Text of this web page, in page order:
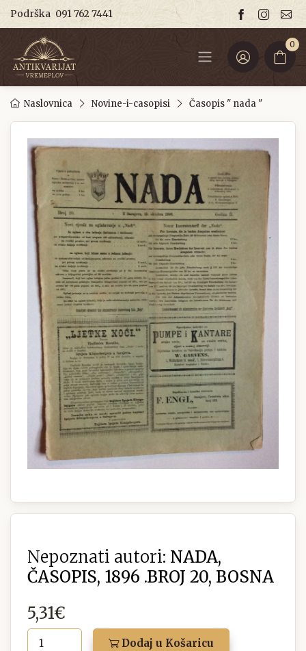
Podrška 091 762 7441
0
Naslovnica Novine-i-casopisi Časopis " nada "
Nepoznati autori: NADA,
ČASOPIS, 1896 .BROJ 20, BOSNA
5,31€
Dodaj u Košaricu